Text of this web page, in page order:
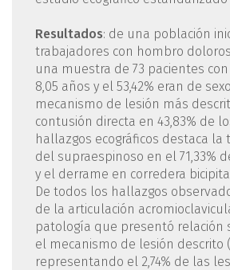
Resultados: de una población
trabajadores con hombro
una muestra de 73 pacientes
8,05 años y el 53,42% eran de
mecanismo de lesión más
contusión directa en 43,83% de
hallazgos ecográficos destaca
del supraespinoso en el 71,33%
y el derrame en corredera
De todos los hallazgos
de la articulación
patología que presentó relación
el mecanismo de lesión descrito
representando el 2,74% de las